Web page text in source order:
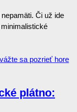
Či už ide
plátno: